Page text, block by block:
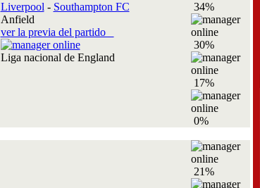
Liverpool - Southampton FC
Anfield
ver la previa del partido
Liga nacional de England
34%
30%
17%
0%
21%